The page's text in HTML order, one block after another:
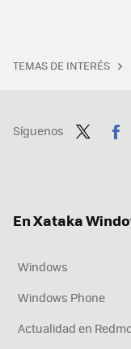
TEMAS DE INTERÉS
Síguenos
En Xataka
Windows
Windows Phone
Actualidad en